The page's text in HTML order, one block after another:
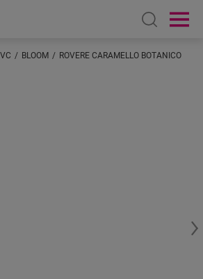
Open
BLOOM ROVERE CARAMELLO BOTANICO